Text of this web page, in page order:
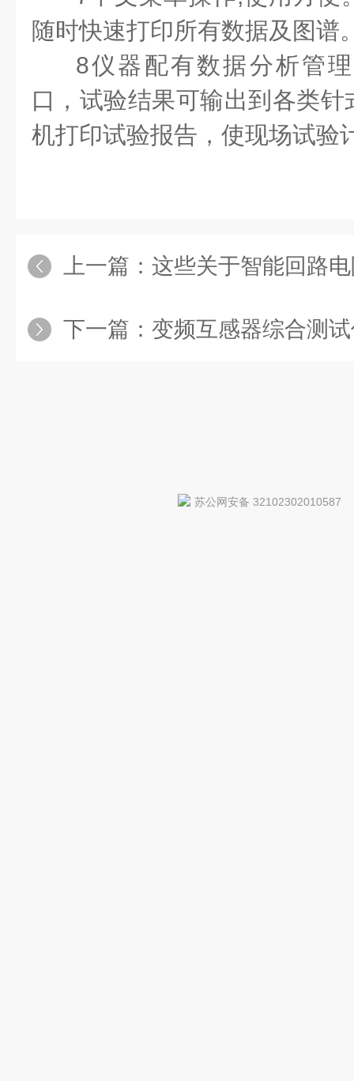
随时快速打印所有数据及图谱
8仪器配有数据分析管
口，试验结果可输出到各类
机打印试验报告，使现场试验
上一篇： 这些关于智能回路电阻测试
下一篇： 变频互感器综合测
苏公网安备 32102302010587